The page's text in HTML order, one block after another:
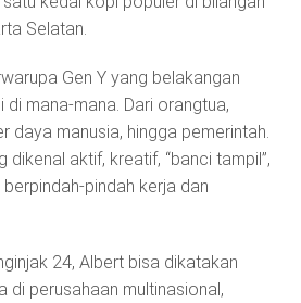
Selatan.
Gen Y yang belakangan
di mana-mana. Dari orangtua,
daya manusia, hingga pemerintah.
dikenal aktif, kreatif, “banci tampil”,
pindah kerja dan
24, Albert bisa dikatakan
di perusahaan multinasional,